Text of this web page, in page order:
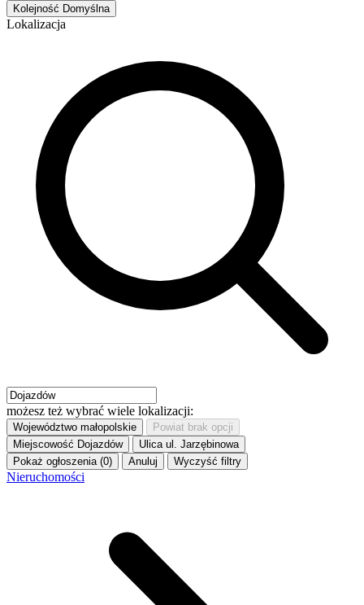
Kolejność Domyślna
Lokalizacja
możesz też wybrać wiele lokalizacji:
Województwo małopolskie Powiat brak opcji
Miejscowość Dojazdów Ulica ul. Jarzębinowa
Pokaż ogłoszenia (0)
Anuluj Wyczyść filtry
Nieruchomości